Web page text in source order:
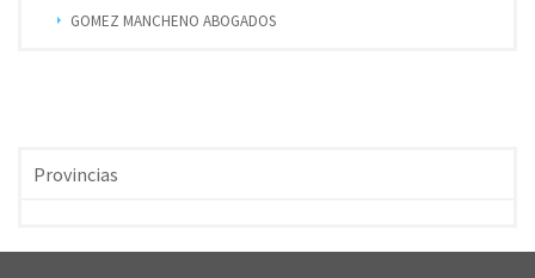
GOMEZ MANCHENO ABOGADOS
Provincias